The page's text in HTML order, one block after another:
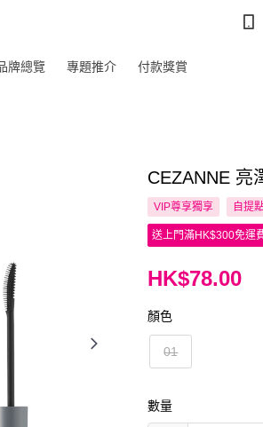
牌總覽 專題推介 付款獎賞
CEZANNE 亮
VIP尊享獨享 自提
送上門滿HK$300免運
HK$78.00
顏色
01
數量